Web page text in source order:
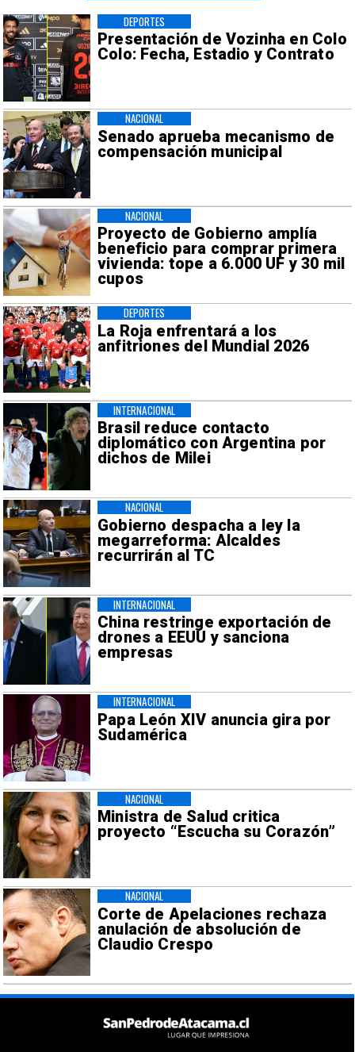
Presentación de Vozinha en Colo
Colo: Fecha, Estadio y Contrato
DEPORTES
Senado aprueba mecanismo de
compensación municipal
NACIONAL
Proyecto de Gobierno amplía
beneficio para comprar primera
vivienda: tope a 6.000 UF y 30 mil
cupos
NACIONAL
La Roja enfrentará a los
anfitriones del Mundial 2026
DEPORTES
Brasil reduce contacto
diplomático con Argentina por
dichos de Milei
INTERNACIONAL
Gobierno despacha a ley la
megarreforma: Alcaldes
recurrirán al TC
NACIONAL
China restringe exportación de
drones a EEUU y sanciona
empresas
INTERNACIONAL
Papa León XIV anuncia gira por
Sudamérica
INTERNACIONAL
Ministra de Salud critica
proyecto “Escucha su Corazón”
NACIONAL
Corte de Apelaciones rechaza
anulación de absolución de
Claudio Crespo
NACIONAL